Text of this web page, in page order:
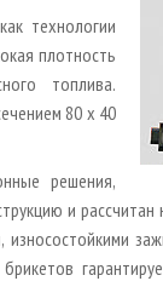
технологии
плотность
топлива.
80 х 40
решения,
и